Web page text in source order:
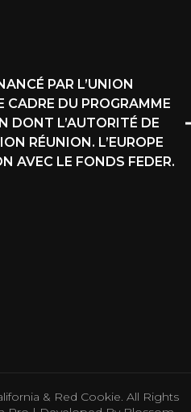
PAR L’UNION
CADRE DU PROGRAMME
DONT L’AUTORITÉ DE
RÉUNION. L’EUROPE
AVEC LE FONDS FEDER.
& Red Cookie. All Rights